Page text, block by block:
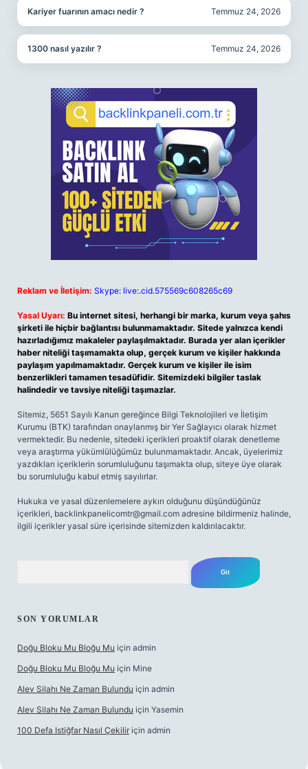
Kariyer fuarının amacı nedir ? Temmuz 24, 2026
1300 nasıl yazılır ? Temmuz 24, 2026
Reklam ve İletişim: Skype: live:.cid.575569c608265c69
Yasal Uyarı: Bu internet sitesi, herhangi bir marka, kurum veya şahıs
şirketi ile hiçbir bağlantısı bulunmamaktadır. Sitede yalnızca kendi
hazırladığımız makaleler paylaşılmaktadır. Burada yer alan içerikler
haber niteliği taşımamakta olup, gerçek kurum ve kişiler hakkında
paylaşım yapılmamaktadır. Gerçek kurum ve kişiler ile isim
benzerlikleri tamamen tesadüfidir. Sitemizdeki bilgiler taslak
halindedir ve tavsiye niteliği taşımazlar.
Sitemiz, 5651 Sayılı Kanun gereğince Bilgi Teknolojileri ve İletişim
Kurumu (BTK) tarafından onaylanmış bir Yer Sağlayıcı olarak hizmet
vermektedir. Bu nedenle, sitedeki içerikleri proaktif olarak denetleme
veya araştırma yükümlülüğümüz bulunmamaktadır. Ancak, üyelerimiz
yazdıkları içeriklerin sorumluluğunu taşımakta olup, siteye üye olarak
bu sorumluluğu kabul etmiş sayılırlar.
Hukuka ve yasal düzenlemelere aykırı olduğunu düşündüğünüz
içerikleri, backlinkpanelicomtr@gmail.com adresine bildirmeniz halinde,
ilgili içerikler yasal süre içerisinde sitemizden kaldırılacaktır.
SON YORUMLAR
Doğu Bloku Mu Bloğu Mu için admin
Doğu Bloku Mu Bloğu Mu için Mine
Alev Silahı Ne Zaman Bulundu için admin
Alev Silahı Ne Zaman Bulundu için Yasemin
100 Defa Istiğfar Nasıl Çekilir için admin